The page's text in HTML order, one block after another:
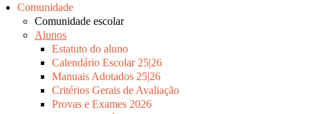
Comunidade
Comunidade escolar
Alunos
Estatuto do aluno
Calendário Escolar 25|26
Manuais Adotados 25|26
Critérios Gerais de Avaliação
Provas e Exames 2026